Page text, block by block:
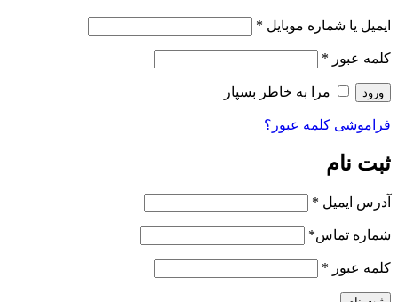
ایمیل یا شماره موبایل *
کلمه عبور *
ورود مرا به خاطر بسپار
فراموشی کلمه عبور؟
ثبت نام
آدرس ایمیل *
شماره تماس*
کلمه عبور *